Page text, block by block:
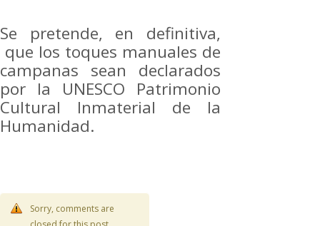
Se pretende, en definitiva,
que los toques manuales de
campanas sean declarados
por la UNESCO Patrimonio
Cultural Inmaterial de la
Humanidad.
Sorry, comments are